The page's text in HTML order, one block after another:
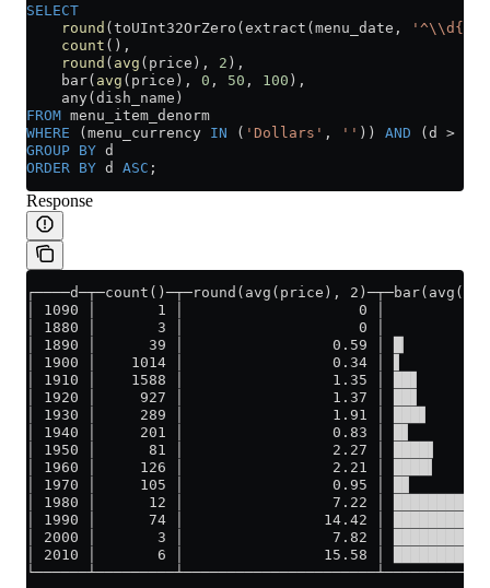
SELECT
    round
(toUInt32OrZero(extract(menu_date,
'^\\d{4}'
    count
(),
    round
( avg (price), 2 ),
    bar(
avg (price), 0 , 50 , 100 ),
    any(dish_name)
FROM menu_item_denorm
WHERE (menu_currency IN ( 'Dollars' , '' )) AND (d >
GROUP BY d
ORDER BY d ASC ;
Response
┌────d─┬─count()─┬─round(avg(price),
│ 1090 │       1 │                    0 │
│ 1880 │       3 │                    0 │
│ 1890 │      39 │                 0.59 │
│ 1900 │    1014 │                 0.34 │ ▋
│ 1910 │    1588 │                 1.35 │
│ 1920 │     927 │                 1.37 │
│ 1930 │     289 │                 1.91 │
│ 1940 │     201 │                 0.83 │ █▋
│ 1950 │      81 │                 2.27 │
│ 1960 │     126 │                 2.21 │
│ 1970 │     105 │                 0.95 │ █▊
│ 1980 │      12 │                 7.22 │
│ 1990 │      74 │                14.42 │
│ 2000 │       3 │                 7.82 │
│ 2010 │       6 │                15.58 │